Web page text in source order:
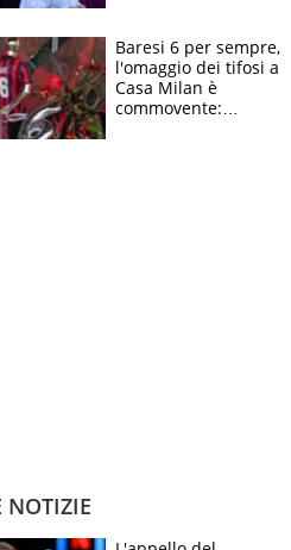
circondati
dall'affetto dei tifosi
Baresi 6 per sempre,
l'omaggio dei tifosi a
Casa Milan è
commovente:
NOTIZIE